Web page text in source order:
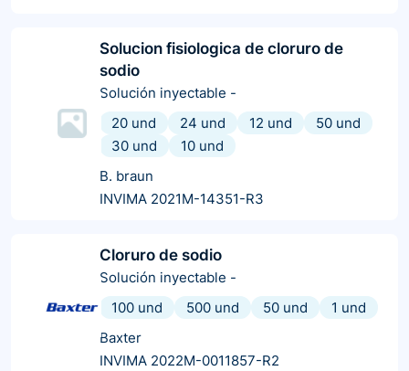
Solucion fisiologica de cloruro de
sodio
Solución inyectable -
20 und
24 und 12 und
50 und
30 und
10 und
B. braun
INVIMA 2021M-14351-R3
Cloruro de sodio
Solución inyectable -
100 und
500 und 50 und
1 und
Baxter
INVIMA 2022M-0011857-R2